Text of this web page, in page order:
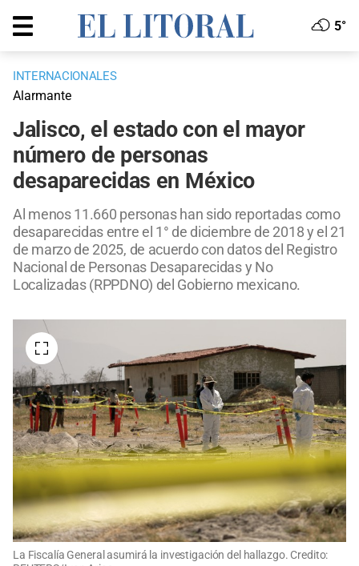
5°
INTERNACIONALES
Alarmante
Jalisco, el estado con el mayor
número de personas
desaparecidas en México
Al menos 11.660 personas han sido reportadas como
desaparecidas entre el 1° de diciembre de 2018 y el 21
de marzo de 2025, de acuerdo con datos del Registro
Nacional de Personas Desaparecidas y No
Localizadas (RPPDNO) del Gobierno mexicano.
La Fiscalía General asumirá la investigación del hallazgo. Credito: